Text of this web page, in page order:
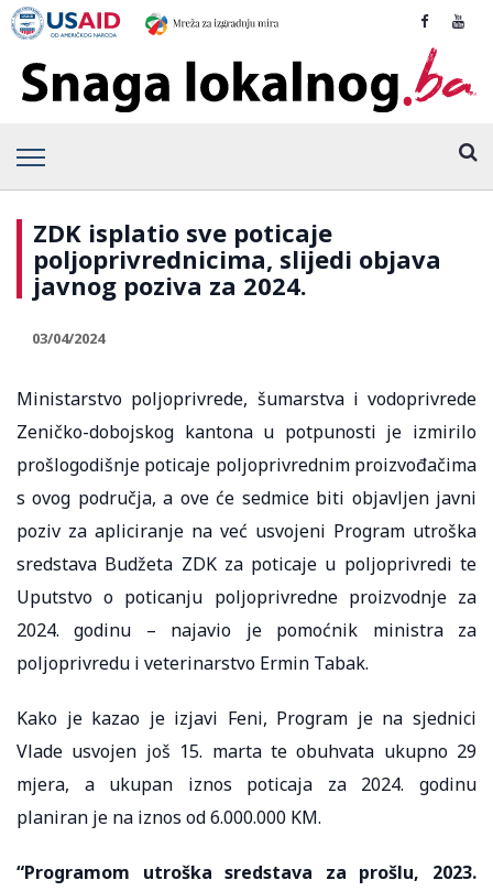
ZDK isplatio sve poticaje
poljoprivrednicima, slijedi objava
javnog poziva za 2024.
03/04/2024
Ministarstvo poljoprivrede, šumarstva i vodoprivrede
Zeničko-dobojskog kantona u potpunosti je izmirilo
prošlogodišnje poticaje poljoprivrednim proizvođačima
s ovog područja, a ove će sedmice biti objavljen javni
poziv za apliciranje na već usvojeni Program utroška
sredstava Budžeta ZDK za poticaje u poljoprivredi te
Uputstvo o poticanju poljoprivredne proizvodnje za
2024. godinu – najavio je pomoćnik ministra za
poljoprivredu i veterinarstvo Ermin Tabak.
Kako je kazao je izjavi Feni, Program je na sjednici
Vlade usvojen još 15. marta te obuhvata ukupno 29
mjera, a ukupan iznos poticaja za 2024. godinu
planiran je na iznos od 6.000.000 KM.
“Programom utroška sredstava za prošlu, 2023.